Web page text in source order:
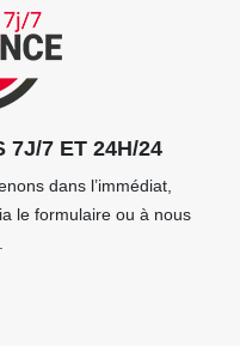
7J/7 ET 24H/24
dans l’immédiat,
le formulaire ou à nous